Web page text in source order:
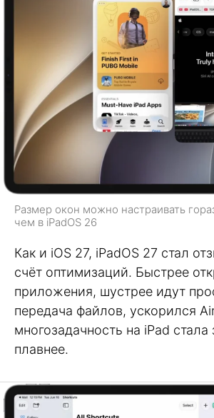
Размер окон можно настраивать
чем в iPadOS 26
Как и iOS 27, iPadOS 27 стал
счёт оптимизаций. Быстрее
приложения, шустрее идут
передача файлов, ускорился
многозадачность на iPad стала
плавнее.